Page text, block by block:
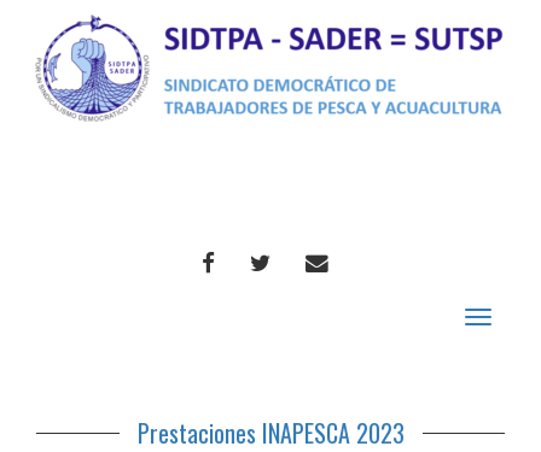
FACEBOOKTWITTERCORREO
Toggle
Prestaciones INAPESCA 2023